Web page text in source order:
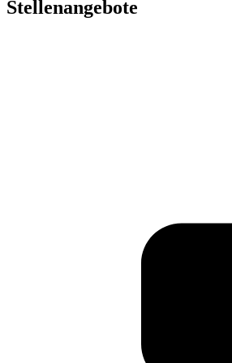
Stellenangebote